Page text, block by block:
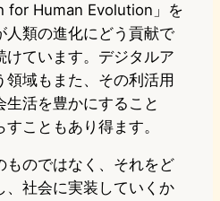
for Human Evolution」を
人類の進化にどう貢献で
けています。デジタルア
域もまた、その利活用
活を豊かにすること
こともあり得ます。
ものではなく、それをど
、社会に実装していくか